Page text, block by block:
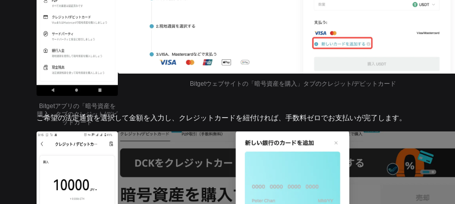
Bitgetアプリの「暗号資産を
購入」タブのクレジット/デビ
ットカード
Bitgetウェブサイトの「暗号資産を購入」タブのクレジット/デビットカード
ご希望の法定通貨を選択して金額を入力し、クレジットカードを紐付ければ、手数料ゼロでお支払いが完了します。